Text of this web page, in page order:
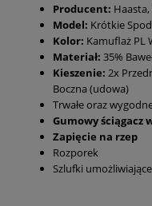
Producent:
Model: Krótkie
Kolor: Kamuflaż PL
Materiał: 35%
Kieszenie: 2x
Boczna (udowa)
Trwałe oraz
Gumowy ściągacz
Zapięcie na rzep
Rozporek
Szlufki